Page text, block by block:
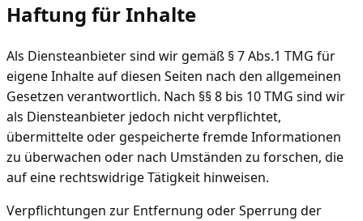
Haftung für Inhalte
Als Diensteanbieter sind wir gemäß § 7 Abs.1 TMG für
eigene Inhalte auf diesen Seiten nach den allgemeinen
Gesetzen verantwortlich. Nach §§ 8 bis 10 TMG sind wir
als Diensteanbieter jedoch nicht verpflichtet,
übermittelte oder gespeicherte fremde Informationen
zu überwachen oder nach Umständen zu forschen, die
auf eine rechtswidrige Tätigkeit hinweisen.
Verpflichtungen zur Entfernung oder Sperrung der